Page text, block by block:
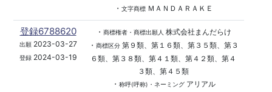
・ 文字商標ＭＡＮＤＡＲＡＫＥ
登録6788620
出願2023-03-27
登録2024-03-19
・ 商標権者・商標出願人 株式会社まんだらけ
・ 商標区分第９類、第１６類、第３５類、第３
６類、第３８類、第４１類、第４２類、第４
３類、第４５類
・ 称呼(呼称)・ネーミングアリアル